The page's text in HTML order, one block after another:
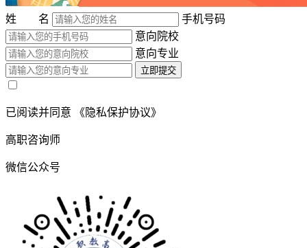
姓 名
手机号码
意向院校
意向专业
立即提交
已阅读并同意 《隐私保护协议》
高职咨询师
微信公众号